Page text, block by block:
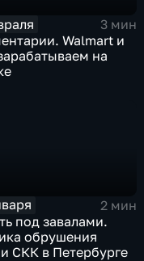
3 мин
Walmart и
на
2 мин
под завалами.
обрушения
СКК в Петербурге